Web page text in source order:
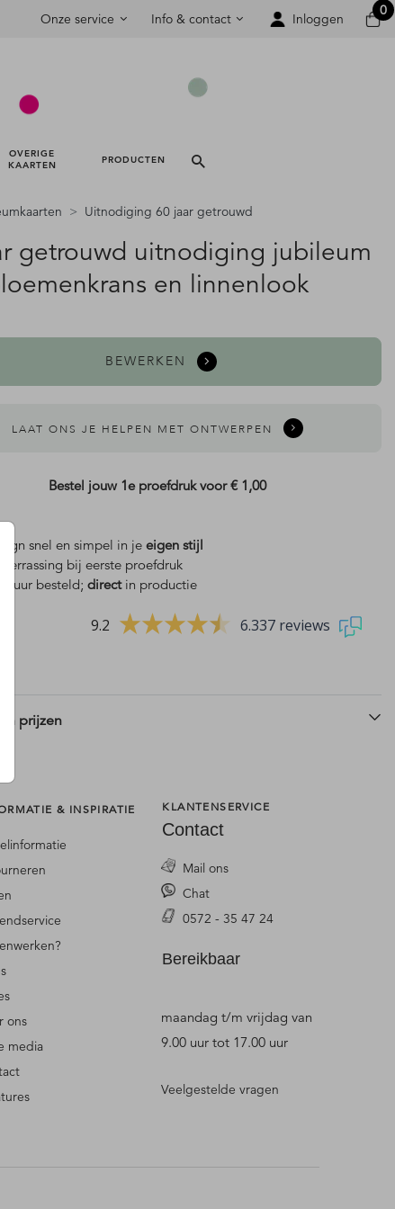
Onze service Info & contact Inloggen
0
OVERIGE
KAARTEN
PRODUCTEN
Uitnodiging 60 jaar getrouwd
getrouwd uitnodiging jubileum
en linnenlook
BEWERKEN
LAAT ONS JE HELPEN MET ONTWERPEN
Bestel jouw 1e proefdruk voor€ 1,00
snel en simpel in je eigen stijl
verrassing bij eerste proefdruk
uur besteld; directin productie
9.2 6.337 reviews
prijzen
& INSPIRATIE
ons
media
KLANTENSERVICE
Contact
Mail ons
Chat
0572 - 35 47 24
Bereikbaar
maandag t/m vrijdag van
9.00 uur tot 17.00 uur
Veelgestelde vragen